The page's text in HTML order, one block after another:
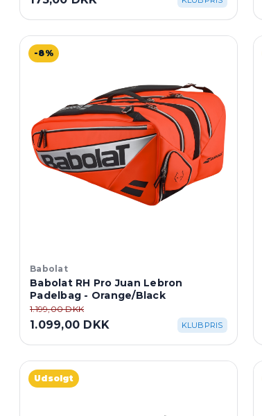
-8%
Babolat
Babolat RH Pro Juan Lebron
Padelbag - Orange/Black
1.199,00 DKK
1.099,00 DKK KLUBPRIS
Udsolgt